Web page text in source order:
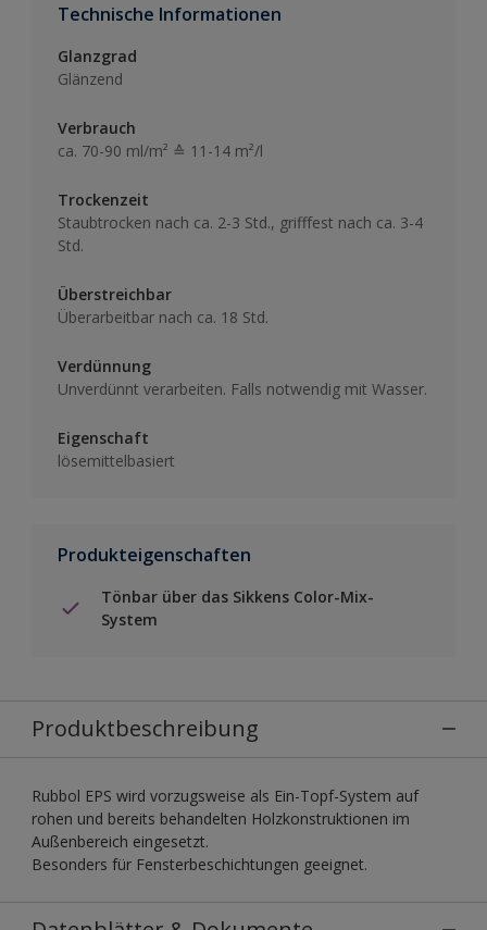
Technische Informationen
Glanzgrad
Glänzend
Verbrauch
ca. 70-90 ml/m² ≙ 11-14 m²/l
Trockenzeit
Staubtrocken nach ca. 2-3 Std., grifffest nach ca. 3-4
Std.
Überstreichbar
Überarbeitbar nach ca. 18 Std.
Verdünnung
Unverdünnt verarbeiten. Falls notwendig mit Wasser.
Eigenschaft
lösemittelbasiert
Produkteigenschaften
Tönbar über das Sikkens Color-Mix-
System
Produktbeschreibung
Rubbol EPS wird vorzugsweise als Ein-Topf-System auf
rohen und bereits behandelten Holzkonstruktionen im
Außenbereich eingesetzt.
Besonders für Fensterbeschichtungen geeignet.